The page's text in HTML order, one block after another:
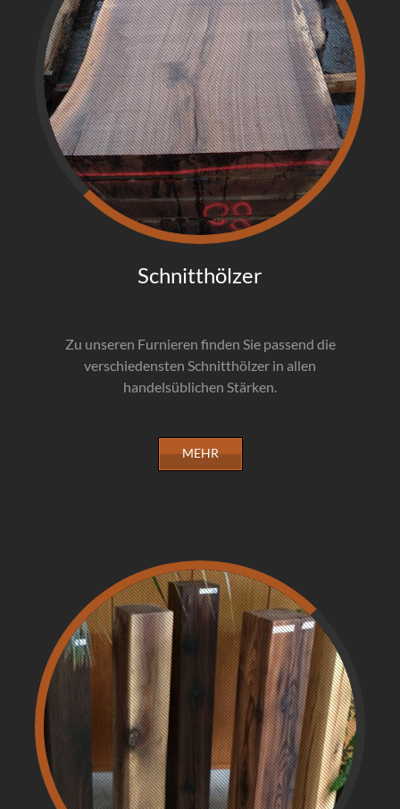
Schnitthölzer
Zu unseren Furnieren finden Sie passend die
verschiedensten Schnitthölzer in allen
handelsüblichen Stärken.
MEHR